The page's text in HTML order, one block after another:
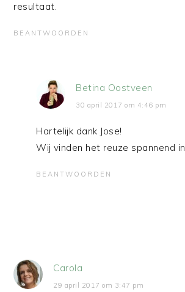
resultaat.
BEANTWOORDEN
Betina Oostveen
30 april 2017 om 4:46 pm
Hartelijk dank Jose!
Wij vinden het reuze spannend
BEANTWOORDEN
Carola
29 april 2017 om 3:47 pm